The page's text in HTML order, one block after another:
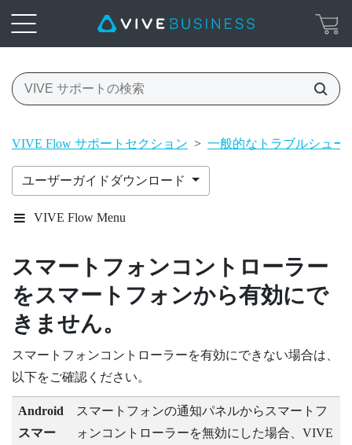
VIVE Flow サポートセクション > 一般的なトラブルシュー
ユーザーガイドダウンロード
VIVE Flow Menu
スマートフォンコントローラー
をスマートフォンから有効にで
きません。
スマートフォンコントローラーを有効にできない場合は、
以下をご確認ください。
Android
スマー
スマートフォンの通知パネルからスマートフ
ォンコントローラーを無効にした場合、 VIVE